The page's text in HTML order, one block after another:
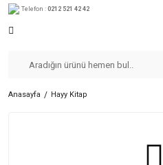
Telefon : 0212 521 42 42
Anasayfa Hayy Kitap